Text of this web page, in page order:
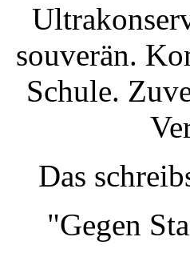
souverän.
Schule.
Das
"Gegen